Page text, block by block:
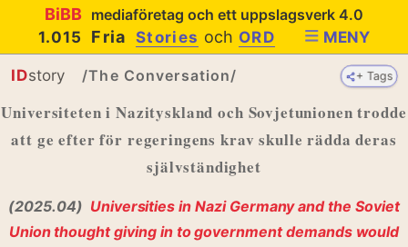
BiBB mediaföretag och ett uppslagsverk 4.0
1.015
FriaStories och ORD MENY
+ Tags
IDstory /The Conversation/ + Tags
Universiteten i Nazityskland och Sovjetunionen trodde
att ge efter för regeringens krav skulle rädda deras
självständighet
(2025.04) Universities in Nazi Germany and the Soviet
Union thought giving in to government demands would
+ Tags